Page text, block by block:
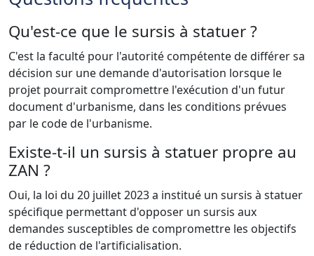
Qu'est-ce que le sursis à statuer ?
C'est la faculté pour l'autorité compétente de différer sa
décision sur une demande d'autorisation lorsque le
projet pourrait compromettre l'exécution d'un futur
document d'urbanisme, dans les conditions prévues
par le code de l'urbanisme.
Existe-t-il un sursis à statuer propre au
ZAN ?
Oui, la loi du 20 juillet 2023 a institué un sursis à statuer
spécifique permettant d'opposer un sursis aux
demandes susceptibles de compromettre les objectifs
de réduction de l'artificialisation.